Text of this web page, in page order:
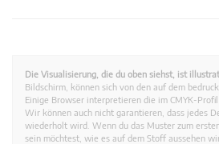
Die Visualisierung, die du oben siehst, ist
Bildschirm, können sich von den auf dem
Einige Browser interpretieren die im CMYK-
Wir können auch nicht garantieren, dass jedes
wiederholt wird. Wenn du das Muster zum
sein möchtest, wie es auf dem Stoff aussehen